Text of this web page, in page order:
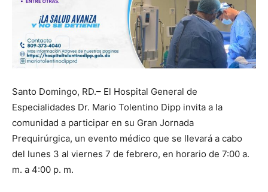
Santo Domingo, RD.– El Hospital General de
Especialidades Dr. Mario Tolentino Dipp invita a la
comunidad a participar en su Gran Jornada
Prequirúrgica, un evento médico que se llevará a cabo
del lunes 3 al viernes 7 de febrero, en horario de 7:00 a.
m. a 4:00 p. m.